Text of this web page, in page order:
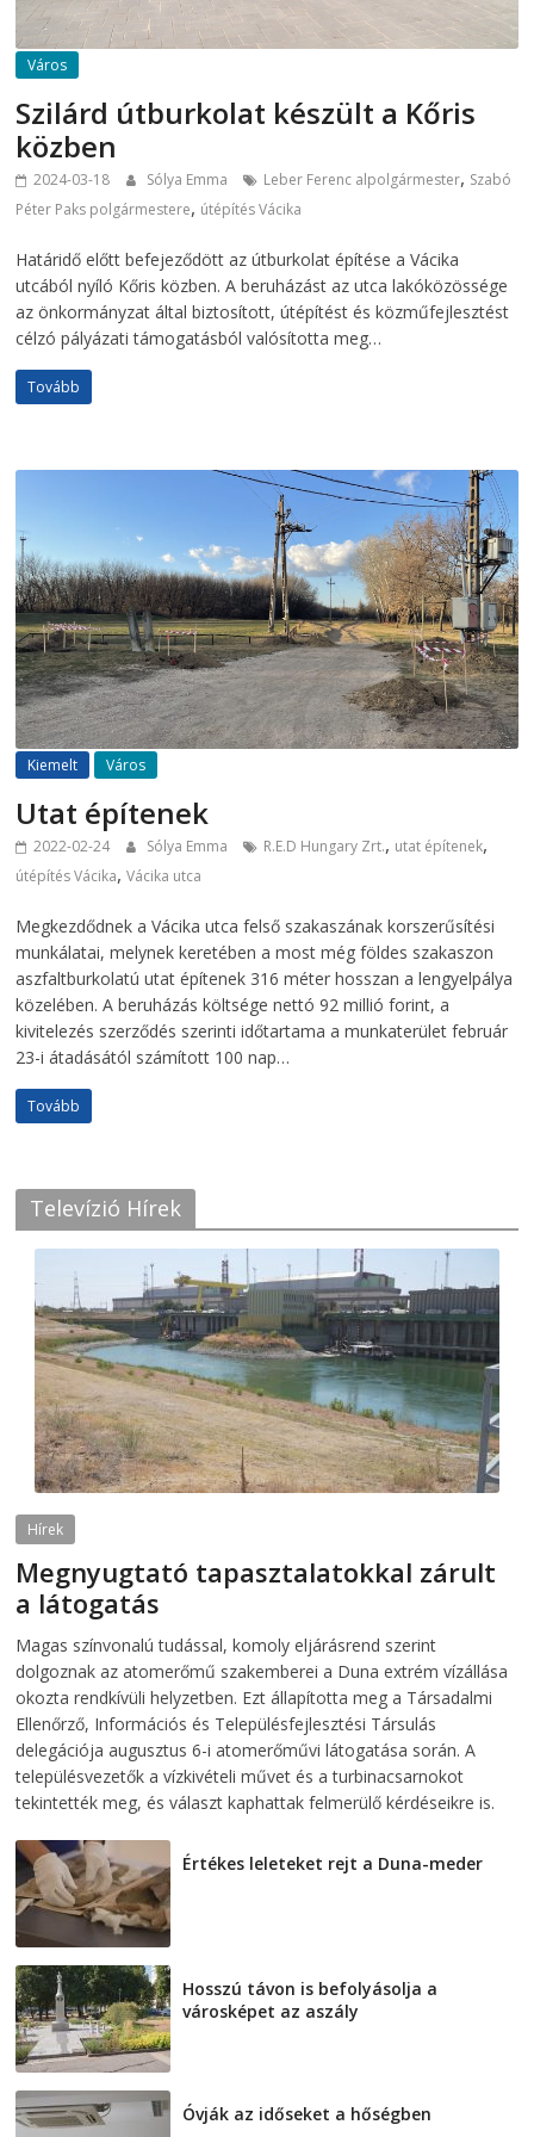
Város
Szilárd útburkolat készült a Kőris
közben
2024-03-18 Sólya Emma Leber Ferenc alpolgármester, Szabó
Péter Paks polgármestere, útépítés Vácika
Határidő előtt befejeződött az útburkolat építése a Vácika
utcából nyíló Kőris közben. A beruházást az utca lakóközössége
az önkormányzat által biztosított, útépítést és közműfejlesztést
célzó pályázati támogatásból valósította meg…
Tovább
Kiemelt Város
Utat építenek
2022-02-24 Sólya Emma R.E.D Hungary Zrt., utat építenek,
útépítés Vácika,Vácika utca
Megkezdődnek a Vácika utca felső szakaszának korszerűsítési
munkálatai, melynek keretében a most még földes szakaszon
aszfaltburkolatú utat építenek 316 méter hosszan a lengyelpálya
közelében. A beruházás költsége nettó 92 millió forint, a
kivitelezés szerződés szerinti időtartama a munkaterület február
23-i átadásától számított 100 nap…
Tovább
Televízió Hírek
Hírek
Megnyugtató tapasztalatokkal zárult
a látogatás
Magas színvonalú tudással, komoly eljárásrend szerint
dolgoznak az atomerőmű szakemberei a Duna extrém vízállása
okozta rendkívüli helyzetben. Ezt állapította meg a Társadalmi
Ellenőrző, Információs és Településfejlesztési Társulás
delegációja augusztus 6-i atomerőművi látogatása során. A
településvezetők a vízkivételi művet és a turbinacsarnokot
tekintették meg, és választ kaphattak felmerülő kérdéseikre is.
Értékes leleteket rejt a Duna-meder
Hosszú távon is befolyásolja a
városképet az aszály
Óvják az időseket a hőségben